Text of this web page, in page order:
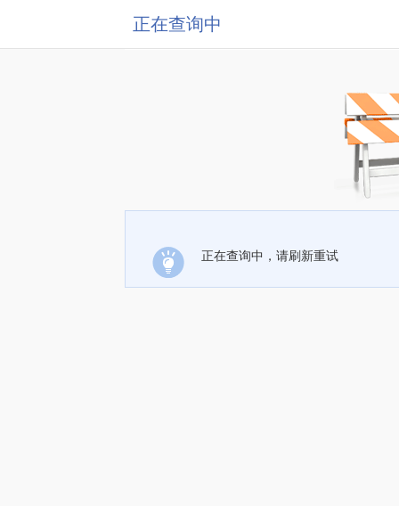
正在查询中
正在查询中，请刷新重试